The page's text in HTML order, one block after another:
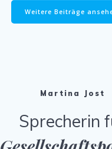
Weitere Beiträge
Martina Jost
Sprecherin